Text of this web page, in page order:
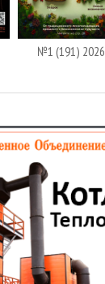
№1 (191) 2026